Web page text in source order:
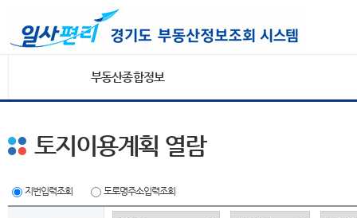
부동산종합정보
토지이용계획 열람
지번입력조회 도로명주소입력조회